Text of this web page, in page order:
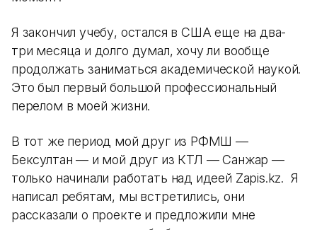
Я закончил учебу, остался в США еще на два-
три месяца и долго думал, хочу ли вообще
продолжать заниматься академической наукой.
Это был первый большой профессиональный
перелом в моей жизни.
В тот же период мой друг из РФМШ —
Бексултан — и мой друг из КТЛ — Санжар —
только начинали работать над идеей Zapis.kz. Я
написал ребятам, мы встретились, они
рассказали о проекте и предложили мне